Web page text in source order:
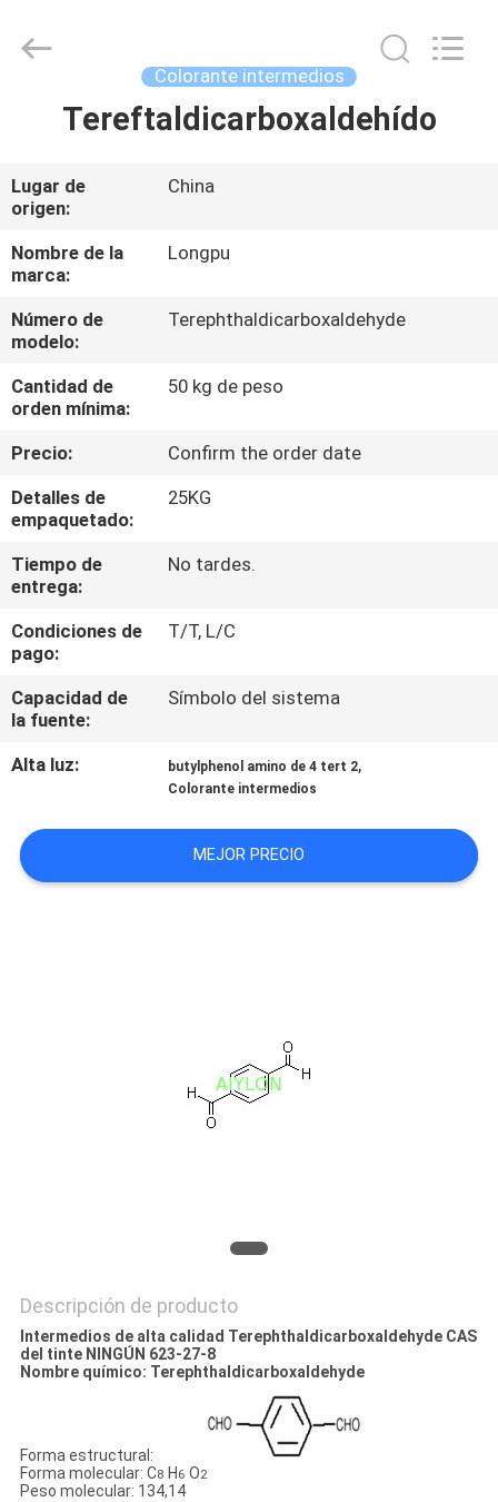
PRODUCTOS
VÍDEOS
SOBRE
NOSOTROS
RECORRIDO
POR
LA
FÁBRICA
CONTROL
DE
CALIDAD
SOLICITAR
UNA
COMPANY
LIMITED.
Colorante intermedios
Tereftaldicarboxaldehído
Lugar de
origen:
China
Nombre de la
marca:
Longpu
Número de
modelo:
Terephthaldicarboxaldehyde
Cantidad de
orden mínima:
50 kg de peso
Precio:
Confirm the order date
Detalles de
empaquetado:
25KG
Tiempo de
entrega:
No tardes.
Condiciones de
pago:
T/T, L/C
Capacidad de
la fuente:
Símbolo del sistema
Alta luz: butylphenol amino de 4 tert 2,
Colorante intermedios
MEJOR PRECIO
Descripción de producto
Intermedios de alta calidad Terephthaldicarboxaldehyde CAS
del tinte NINGÚN 623-27-8
Nombre químico: Terephthaldicarboxaldehyde
Forma estructural:
Forma molecular: C8 H 6 O2
Peso molecular: 134,14